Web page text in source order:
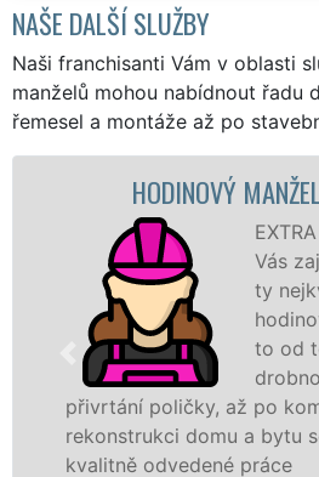
NAŠE DALŠÍ SLUŽBY
Naši franchisanti Vám v oblasti
manželů mohou nabídnout řadu
řemesel a montáže až po
HODINOVÝ
Vás
ty
to od
přivrtání poličky, až po
rekonstrukci domu a bytu
kvalitně odvedené práce